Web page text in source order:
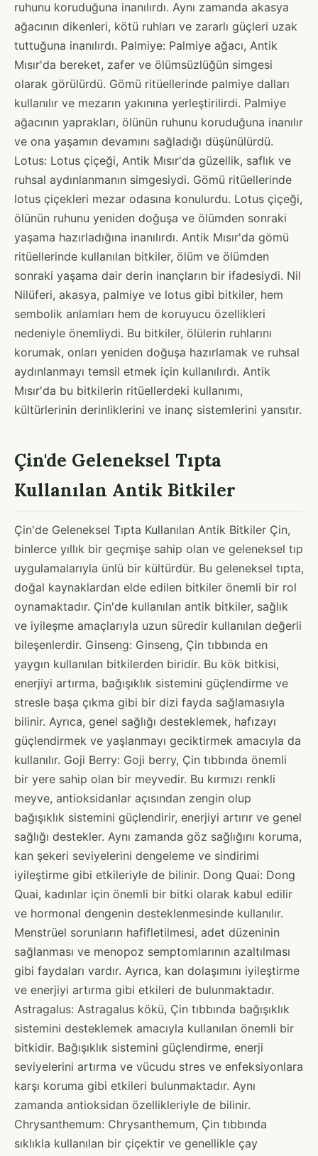
ruhunu koruduğuna inanılırdı. Aynı zamanda akasya
ağacının dikenleri, kötü ruhları ve zararlı güçleri uzak
tuttuğuna inanılırdı. Palmiye: Palmiye ağacı, Antik
Mısır'da bereket, zafer ve ölümsüzlüğün simgesi
olarak görülürdü. Gömü ritüellerinde palmiye dalları
kullanılır ve mezarın yakınına yerleştirilirdi. Palmiye
ağacının yaprakları, ölünün ruhunu koruduğuna inanılır
ve ona yaşamın devamını sağladığı düşünülürdü.
Lotus: Lotus çiçeği, Antik Mısır'da güzellik, saflık ve
ruhsal aydınlanmanın simgesiydi. Gömü ritüellerinde
lotus çiçekleri mezar odasına konulurdu. Lotus çiçeği,
ölünün ruhunu yeniden doğuşa ve ölümden sonraki
yaşama hazırladığına inanılırdı. Antik Mısır'da gömü
ritüellerinde kullanılan bitkiler, ölüm ve ölümden
sonraki yaşama dair derin inançların bir ifadesiydi. Nil
Nilüferi, akasya, palmiye ve lotus gibi bitkiler, hem
sembolik anlamları hem de koruyucu özellikleri
nedeniyle önemliydi. Bu bitkiler, ölülerin ruhlarını
korumak, onları yeniden doğuşa hazırlamak ve ruhsal
aydınlanmayı temsil etmek için kullanılırdı. Antik
Mısır'da bu bitkilerin ritüellerdeki kullanımı,
kültürlerinin derinliklerini ve inanç sistemlerini yansıtır.
Çin'de Geleneksel Tıpta
Kullanılan Antik Bitkiler
Çin'de Geleneksel Tıpta Kullanılan Antik Bitkiler Çin,
binlerce yıllık bir geçmişe sahip olan ve geleneksel tıp
uygulamalarıyla ünlü bir kültürdür. Bu geleneksel tıpta,
doğal kaynaklardan elde edilen bitkiler önemli bir rol
oynamaktadır. Çin'de kullanılan antik bitkiler, sağlık
ve iyileşme amaçlarıyla uzun süredir kullanılan değerli
bileşenlerdir. Ginseng: Ginseng, Çin tıbbında en
yaygın kullanılan bitkilerden biridir. Bu kök bitkisi,
enerjiyi artırma, bağışıklık sistemini güçlendirme ve
stresle başa çıkma gibi bir dizi fayda sağlamasıyla
bilinir. Ayrıca, genel sağlığı desteklemek, hafızayı
güçlendirmek ve yaşlanmayı geciktirmek amacıyla da
kullanılır. Goji Berry: Goji berry, Çin tıbbında önemli
bir yere sahip olan bir meyvedir. Bu kırmızı renkli
meyve, antioksidanlar açısından zengin olup
bağışıklık sistemini güçlendirir, enerjiyi artırır ve genel
sağlığı destekler. Aynı zamanda göz sağlığını koruma,
kan şekeri seviyelerini dengeleme ve sindirimi
iyileştirme gibi etkileriyle de bilinir. Dong Quai: Dong
Quai, kadınlar için önemli bir bitki olarak kabul edilir
ve hormonal dengenin desteklenmesinde kullanılır.
Menstrüel sorunların hafifletilmesi, adet düzeninin
sağlanması ve menopoz semptomlarının azaltılması
gibi faydaları vardır. Ayrıca, kan dolaşımını iyileştirme
ve enerjiyi artırma gibi etkileri de bulunmaktadır.
Astragalus: Astragalus kökü, Çin tıbbında bağışıklık
sistemini desteklemek amacıyla kullanılan önemli bir
bitkidir. Bağışıklık sistemini güçlendirme, enerji
seviyelerini artırma ve vücudu stres ve enfeksiyonlara
karşı koruma gibi etkileri bulunmaktadır. Aynı
zamanda antioksidan özellikleriyle de bilinir.
Chrysanthemum: Chrysanthemum, Çin tıbbında
sıklıkla kullanılan bir çiçektir ve genellikle çay